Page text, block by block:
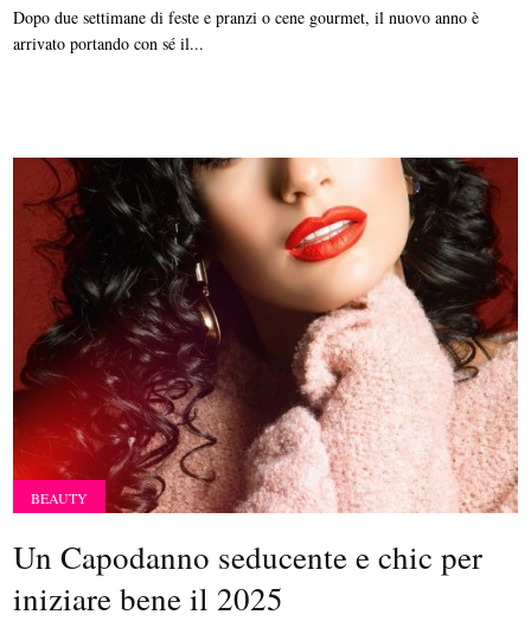
Dopo due settimane di feste e pranzi o cene gourmet, il nuovo anno è
arrivato portando con sé il...
BEAUTY
Un Capodanno seducente e chic per
iniziare bene il 2025